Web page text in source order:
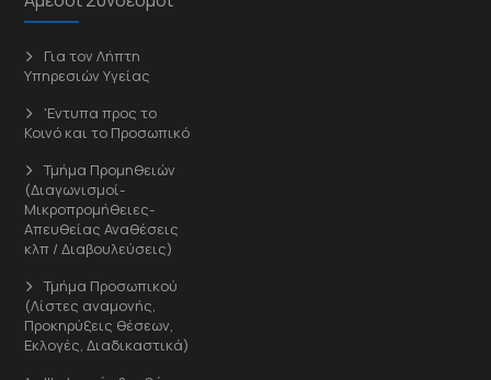
Για τον Λήπτη
Υπηρεσιών Υγείας
'Εντυπα προς το
Κοινό και το Προσωπικό
Τμήμα Προμηθειών
(Διαγωνισμοί-
Μικροπρομήθειες-
Απευθείας Αναθέσεις
κλπ / Διαβουλεύσεις)
Τμήμα Προσωπικού
(Λίστες αναμονής,
Προκηρύξεις θέσεων,
Εκλογές, Διαδικαστικά)